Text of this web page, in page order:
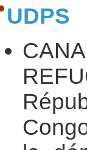
UDPS